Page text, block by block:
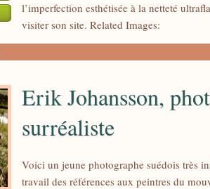
l’imperfection esthétisée à la netteté
visiter son site. Related Images:
Erik Johansson,
surréaliste
Voici un jeune photographe suédois très
travail des références aux peintres du